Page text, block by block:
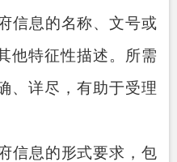
信息的名称、文号或
他特征性描述。所需
、详尽，有助于受理
信息的形式要求，包